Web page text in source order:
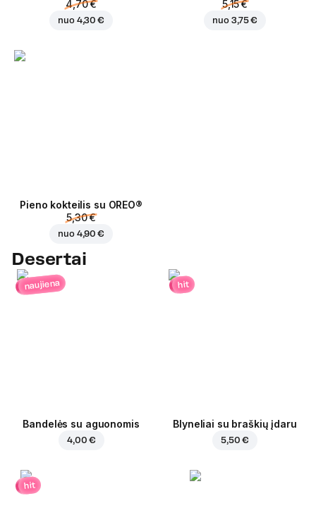
4,70 €
nuo 4,30 €
5,15 €
nuo 3,75 €
Pieno kokteilis su OREO®
5,30 €
nuo 4,90 €
Desertai
naujiena
Bandelės su aguonomis
4,00 €
hit
Blyneliai su braškių įdaru
5,50 €
hit